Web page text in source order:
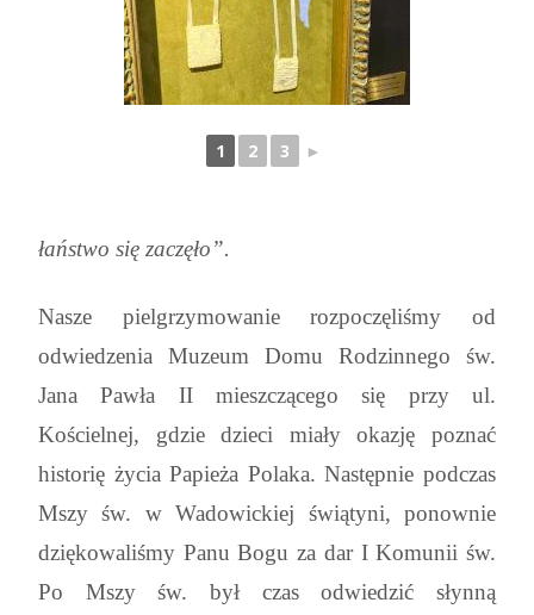
1 2 3 ►
łaństwo się zaczęło”.
Nasze pielgrzymowanie rozpoczęliśmy od
odwiedzenia Muzeum Domu Rodzinnego św.
Jana Pawła II mieszczącego się przy ul.
Kościelnej, gdzie dzieci miały okazję poznać
historię życia Papieża Polaka. Następnie podczas
Mszy św. w Wadowickiej świątyni, ponownie
dziękowaliśmy Panu Bogu za dar I Komunii św.
Po Mszy św. był czas odwiedzić słynną